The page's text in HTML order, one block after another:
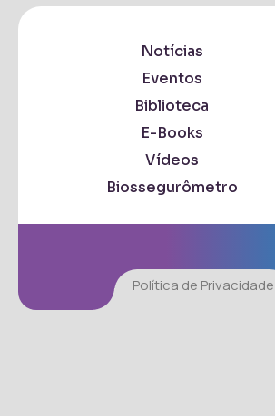
Notícias
Eventos
Biblioteca
E-Books
Vídeos
Biossegurômetro
Política de Privacidade